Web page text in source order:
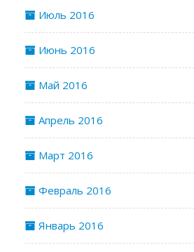
Июль 2016
Июнь 2016
Май 2016
Апрель 2016
Март 2016
Февраль 2016
Январь 2016